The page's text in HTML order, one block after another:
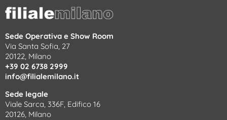
Sede Operativa e Show Room
Via Santa Sofia, 27
20122, Milano
+39 02 6738 2999
info@filialemilano.it
Sede legale
Viale Sarca, 336F, Edifico 16
20126, Milano